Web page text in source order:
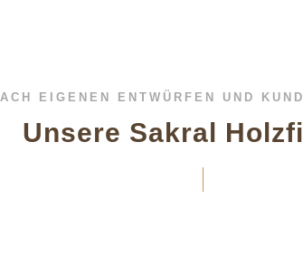
EIGENEN ENTWÜRFEN UND
Unsere Sakral